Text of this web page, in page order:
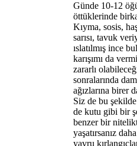
Günde 10-12
öttüklerinde
Kıyma, sosis,
sarısı, tavuk
ıslatılmış ince
karışımı da
zararlı
sonralarında
ağızlarına birer
Siz de bu
de kutu gibi bir
benzer bir
yaşatırsanız
yavru